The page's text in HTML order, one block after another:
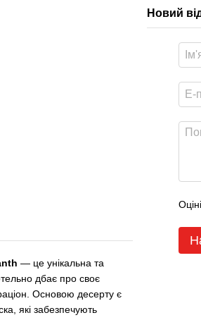
— це унікальна та
дбає про своє
Основою десерту є
які забезпечують
Новий